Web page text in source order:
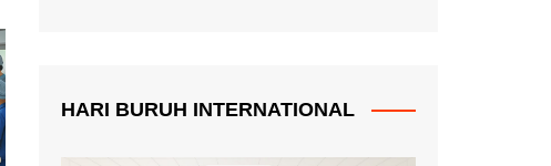
HARI BURUH INTERNATIONAL